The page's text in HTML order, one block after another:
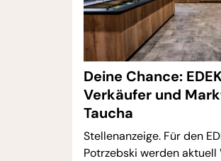
Deine Chance:
Verkäufer und
Taucha
Stellenanzeige. Für den
Potrzebski werden aktuell